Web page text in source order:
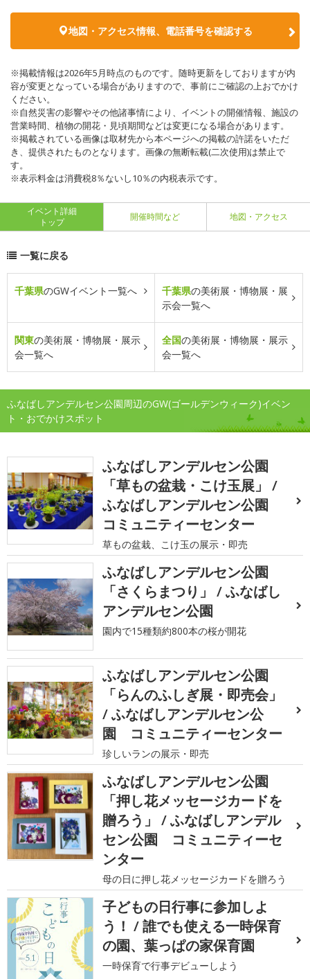
地図・アクセス情報、電話番号を確認する
※掲載情報は2026年5月時点のものです。随時更新をしておりますが内
容が変更となっている場合がありますので、事前にご確認の上おでかけ
ください。
※自然災害の影響やその他諸事情により、イベントの開催情報、施設の
営業時間、植物の開花・見頃期間などは変更になる場合があります。
※掲載されている画像は取材先から本ページへの掲載の許諾をいただ
き、提供されたものとなります。画像の無断転載(二次使用)は禁止で
す。
※表示料金は消費税8％ないし10％の内税表示です。
イベント詳細
トップ
開催時間など 地図・アクセス
一覧に戻る
千葉県のGWイベント一覧へ 千葉県の美術展・博物展・展
示会一覧へ
関東の美術展・博物展・展示
会一覧へ
全国の美術展・博物展・展示
会一覧へ
ふなばしアンデルセン公園周辺のGW(ゴールデンウィーク)イベン
ト・おでかけスポット
ふなばしアンデルセン公園
「草もの盆栽・こけ玉展」 /
ふなばしアンデルセン公園
コミュニティーセンター
草もの盆栽、こけ玉の展示・即売
ふなばしアンデルセン公園
「さくらまつり」 / ふなばし
アンデルセン公園
園内で15種類約800本の桜が開花
ふなばしアンデルセン公園
「らんのふしぎ展・即売会」
/ ふなばしアンデルセン公
園 コミュニティーセンター
珍しいランの展示・即売
ふなばしアンデルセン公園
「押し花メッセージカードを
贈ろう」 / ふなばしアンデル
セン公園 コミュニティーセ
ンター
母の日に押し花メッセージカードを贈ろう
子どもの日行事に参加しよ
う！ / 誰でも使える一時保育
の園、葉っぱの家保育園
一時保育で行事デビューしよう